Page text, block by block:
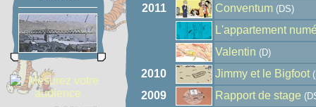
2011 Conventum (DS)
L'appartement
Valentin (D)
2010 Jimmy et le Bigfoot
2009 Rapport de stage